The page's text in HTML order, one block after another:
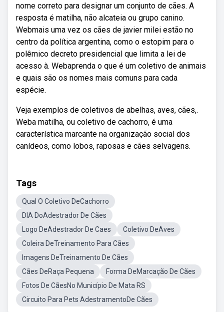
nome correto para designar um conjunto de cães. A
resposta é matilha, não alcateia ou grupo canino.
Webmais uma vez os cães de javier milei estão no
centro da política argentina, como o estopim para o
polêmico decreto presidencial que limita a lei de
acesso à. Webaprenda o que é um coletivo de animais
e quais são os nomes mais comuns para cada
espécie.
Veja exemplos de coletivos de abelhas, aves, cães,.
Weba matilha, ou coletivo de cachorro, é uma
característica marcante na organização social dos
canídeos, como lobos, raposas e cães selvagens.
Tags
Qual O Coletivo DeCachorro
DIA DoAdestrador De Cães
Logo DeAdestrador De Caes
Coletivo DeAves
Coleira DeTreinamento Para Cães
Imagens DeTreinamento De Cães
Cães DeRaça Pequena
Forma DeMarcação De Cães
Fotos De CãesNo Município De Mata RS
Circuito Para Pets AdestramentoDe Cães